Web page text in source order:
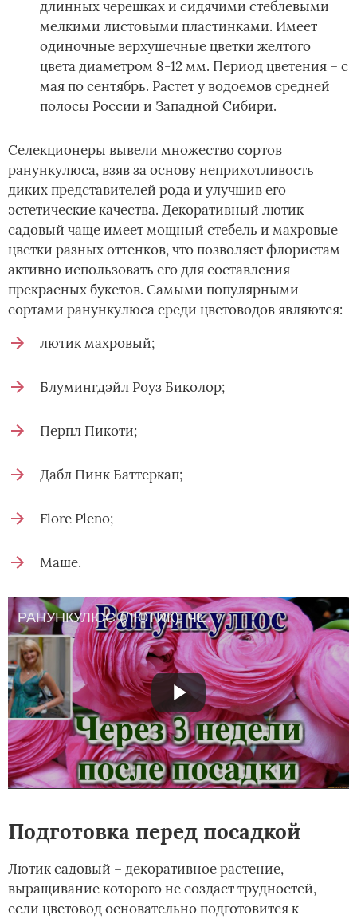
длинных черешках и сидячими стеблевыми
мелкими листовыми пластинками. Имеет
одиночные верхушечные цветки желтого
цвета диаметром 8-12 мм. Период цветения – с
мая по сентябрь. Растет у водоемов средней
полосы России и Западной Сибири.
Селекционеры вывели множество сортов
ранункулюса, взяв за основу неприхотливость
диких представителей рода и улучшив его
эстетические качества. Декоративный лютик
садовый чаще имеет мощный стебель и махровые
цветки разных оттенков, что позволяет флористам
активно использовать его для составления
прекрасных букетов. Самыми популярными
сортами ранункулюса среди цветоводов являются:
лютик махровый;
Блумингдэйл Роуз Биколор;
Перпл Пикоти;
Дабл Пинк Баттеркап;
Flore Pleno;
Маше.
РАНУНКУЛЮС (ЛЮТИК). ЧЕРЕЗ 3 НЕДЕЛИ ПОСЛЕ ПОСАДКИ
Подготовка перед посадкой
Лютик садовый – декоративное растение,
выращивание которого не создаст трудностей,
если цветовод основательно подготовится к